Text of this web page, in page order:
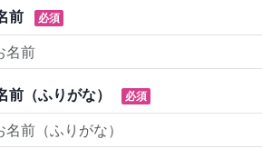
前 必須
前（ふりがな） 必須